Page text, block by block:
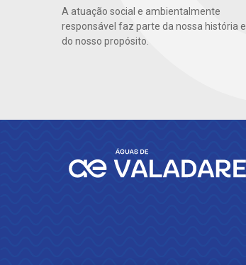
A atuação social e ambientalmente
responsável faz parte da nossa história e
do nosso propósito.